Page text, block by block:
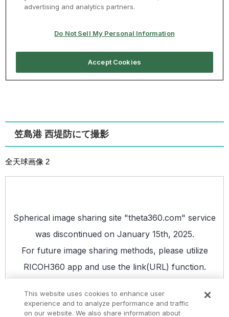
笠島港 西堤防にて撮影
全天球画像 2